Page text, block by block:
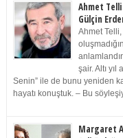
Ahmet
Gülçin
Ahmet
şair. Altı yıl
Senin” ile de bunu yeniden
hayatı konuştuk. – Bu
Margaret